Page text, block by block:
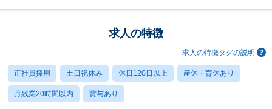
求人の特徴
求人の特徴タグの説明
正社員採用 土日祝休み 休日120日以上 産休・育休あり
月残業20時間以内 賞与あり